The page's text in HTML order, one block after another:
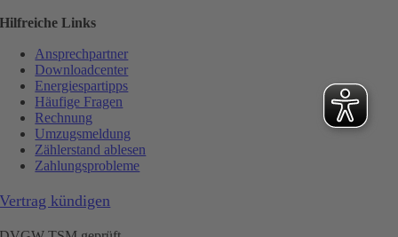
Hilfreiche Links
Ansprechpartner
Downloadcenter
Energiespartipps
Häufige Fragen
Rechnung
Umzugsmeldung
Zählerstand ablesen
Zahlungsprobleme
Vertrag kündigen